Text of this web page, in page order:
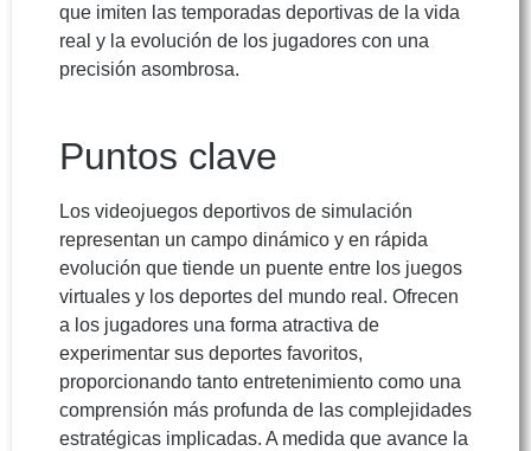
que imiten las temporadas deportivas de la vida
real y la evolución de los jugadores con una
precisión asombrosa.
Puntos clave
Los videojuegos deportivos de simulación
representan un campo dinámico y en rápida
evolución que tiende un puente entre los juegos
virtuales y los deportes del mundo real. Ofrecen
a los jugadores una forma atractiva de
experimentar sus deportes favoritos,
proporcionando tanto entretenimiento como una
comprensión más profunda de las complejidades
estratégicas implicadas. A medida que avance la